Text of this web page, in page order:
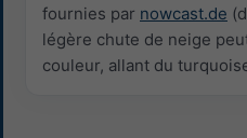
fournies par nowcast.de
légère chute de neige
couleur, allant du